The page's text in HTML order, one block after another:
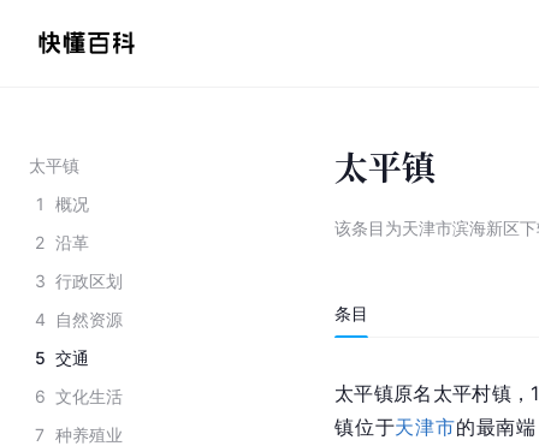
太平镇
1
概况
2 沿革
3 行政区划
4
自然资源
5 交通
6 文化生活
7 种养殖业
太平镇
该条目为天津市滨海新区
条目
太平镇原名太平村镇
镇位于天津市的最南